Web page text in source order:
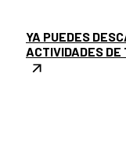
YA PUEDES
ACTIVIDADES DE